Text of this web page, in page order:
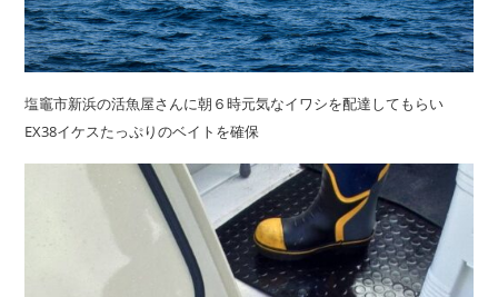
塩竈市新浜の活魚屋さんに朝６時元気なイワシを配達してもらい
EX38イケスたっぷりのベイトを確保